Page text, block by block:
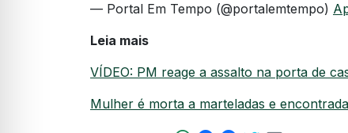
— Portal Em Tempo (@portalemtempo)
Leia mais
VÍDEO: PM reage a assalto na porta de
Mulher é morta a marteladas e